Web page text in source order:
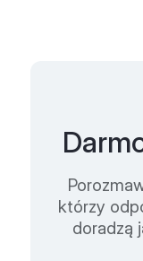
którzy
doradzą